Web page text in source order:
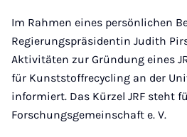
Im Rahmen eines persönlichen
Regierungspräsidentin Judith
Aktivitäten zur Gründung eines
für Kunststoffrecycling an der
informiert. Das Kürzel JRF steht
Forschungsgemeinschaft e. V.